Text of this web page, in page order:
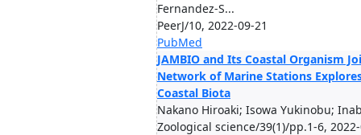
Fernandez-S...
PeerJ/10, 2022-09-21
PubMed
JAMBIO and Its Coastal Organism
Network of Marine Stations
Coastal Biota
Nakano Hiroaki; Isowa Yukinobu;
Zoological science/39(1)/pp.1-6,